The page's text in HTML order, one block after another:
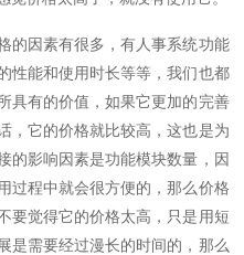
因素有很多，有人事系统功能
性能和使用时长等等，我们也都
具有的价值，如果它更加的完善
，它的价格就比较高，这也是为
的影响因素是功能模块数量，因
过程中就会很方便的，那么价格
要觉得它的价格太高，只是用短
是需要经过漫长的时间的，那么